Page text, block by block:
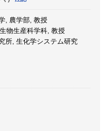
, 農学部, 教授
物生産科学科, 教授
所, 生化学システム研究